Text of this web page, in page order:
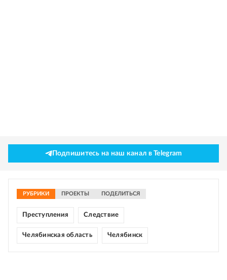
Подпишитесь на наш канал в Telegram
РУБРИКИ ПРОЕКТЫ ПОДЕЛИТЬСЯ
Преступления Следствие
Челябинская область Челябинск